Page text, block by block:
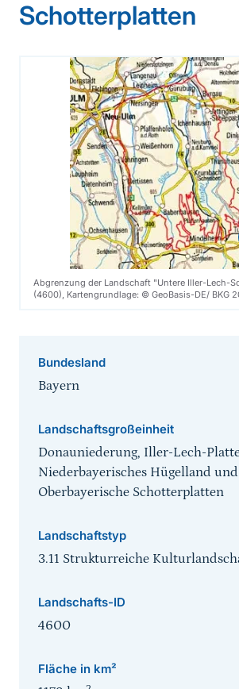
Schotterplatten
Abgrenzung der Landschaft "Untere Iller-Lech-
(4600), Kartengrundlage: © GeoBasis-DE/ BKG
Bundesland
Bayern
Landschaftsgroßeinheit
Donauniederung, Iller-Lech-
Niederbayerisches Hügelland und
Oberbayerische Schotterplatten
Landschaftstyp
3.11 Strukturreiche
Landschafts-ID
4600
Fläche in km²